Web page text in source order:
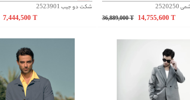
شکت دو جیب 2523901
7,444,500T 36,889,000T 14,755,600 T